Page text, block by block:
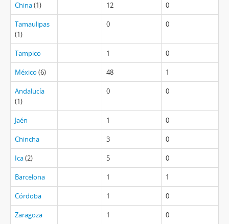
China(1) 12 0
Tamaulipas
(1)
0 0
Tampico 1 0
México (6) 48 1
Andalucía
(1)
0 0
Jaén 1 0
Chincha 3 0
Ica(2) 5 0
Barcelona 1 1
Córdoba 1 0
Zaragoza 1 0